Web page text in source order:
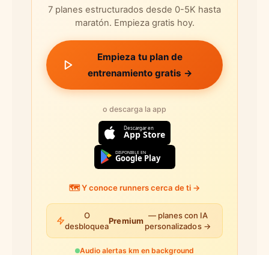
7 planes estructurados desde 0-5K hasta
maratón. Empieza gratis hoy.
Empieza tu plan de
entrenamiento gratis →
o descarga la app
Descargar en
App Store
DISPONIBLE EN
Google Play
🗺️ Y conoce runners cerca de ti →
O
desbloquea
Premium
— planes con IA
personalizados →
Audio alertas km en background